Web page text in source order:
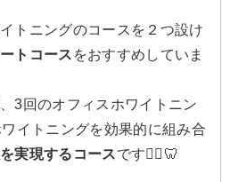
トニングのコースを２つ設け
トコース をおすすめしていま
3回のオフィスホワイトニン
イトニングを効果的に組み合
実現するコースです🙂‍↕️🦷